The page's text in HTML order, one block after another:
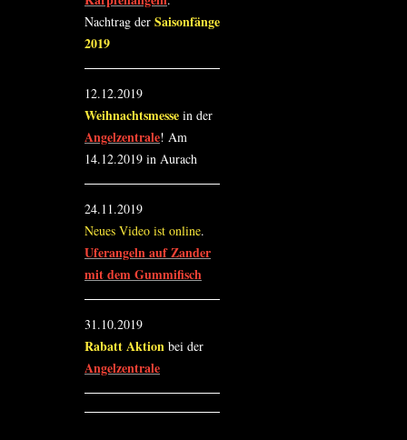
Nachtrag der Saisonfänge
2019
12.12.2019
Weihnachtsmesse in der
Angelzentrale! Am
14.12.2019 in Aurach
24.11.2019
Neues Video ist online.
Uferangeln auf Zander
mit dem Gummifisch
31.10.2019
Rabatt Aktion bei der
Angelzentrale